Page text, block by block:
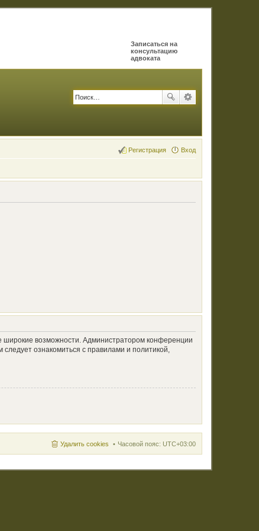
Записаться на
консультацию
адвоката
Вход
Регистрация
широкие возможности. Администратором конференции
ознакомиться с правилами и политикой,
Часовой пояс: UTC+03:00
Удалить cookies